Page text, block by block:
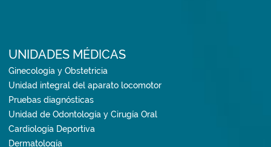
UNIDADES MÉDICAS
Ginecología y Obstetricia
Unidad integral del aparato locomotor
Pruebas diagnósticas
Unidad de Odontología y Cirugía Oral
Cardiología Deportiva
Dermatología